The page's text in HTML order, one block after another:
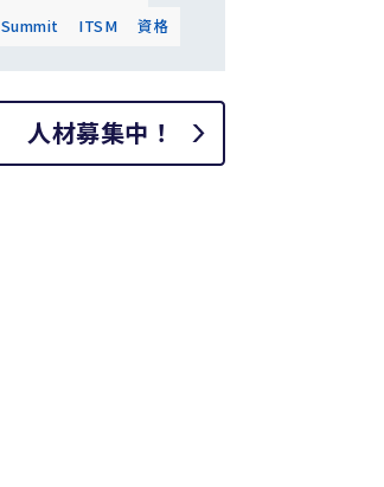
Summit
ITSM 資格
人材募集中！